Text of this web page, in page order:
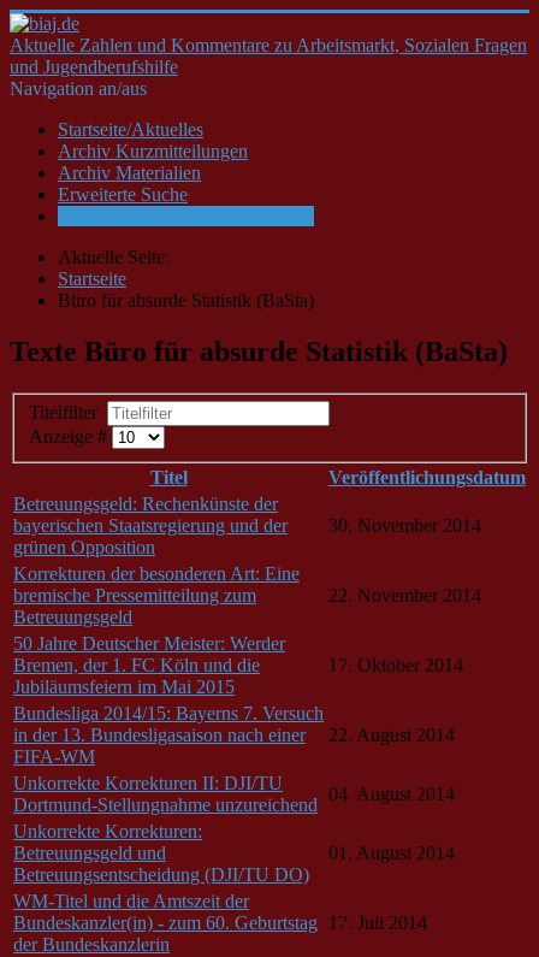
Aktuelle Zahlen und Kommentare zu Arbeitsmarkt, Sozialen Fragen
und Jugendberufshilfe
Navigation an/aus
Startseite/Aktuelles
Archiv Kurzmitteilungen
Archiv Materialien
Erweiterte Suche
Aktuelle Seite:
Startseite
Büro für absurde Statistik (BaSta)
Texte Büro für absurde Statistik (BaSta)
Titelfilter
Anzeige #
Titel
Veröffentlichungsdatum
Betreuungsgeld: Rechenkünste der
bayerischen Staatsregierung und der
grünen Opposition
30. November 2014
Korrekturen der besonderen Art: Eine
bremische Pressemitteilung zum
Betreuungsgeld
22. November 2014
50 Jahre Deutscher Meister: Werder
Bremen, der 1. FC Köln und die
Jubiläumsfeiern im Mai 2015
17. Oktober 2014
Bundesliga 2014/15: Bayerns 7. Versuch
in der 13. Bundesligasaison nach einer
FIFA-WM
22. August 2014
Unkorrekte Korrekturen II: DJI/TU
Dortmund-Stellungnahme unzureichend
04. August 2014
Unkorrekte Korrekturen:
Betreuungsgeld und
Betreuungsentscheidung (DJI/TU DO)
01. August 2014
WM-Titel und die Amtszeit der
Bundeskanzler(in) - zum 60. Geburtstag
der Bundeskanzlerin
17. Juli 2014